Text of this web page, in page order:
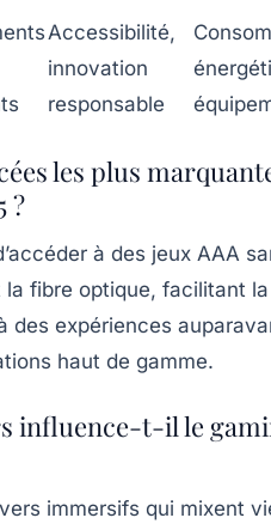
Accessibilité,
innovation
responsable
les plus
?
à des jeux AAA
la fibre optique, facilitant
des expériences
haut de gamme.
influence-t-il le
immersifs qui mixent